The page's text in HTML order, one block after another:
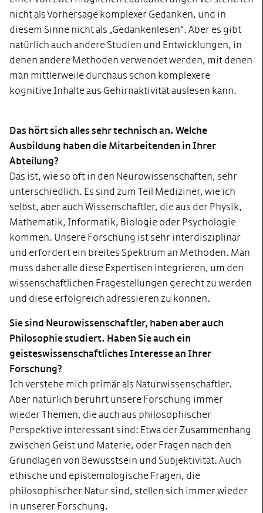
nicht als Vorhersage komplexer Gedanken, und in
diesem Sinne nicht als „Gedankenlesen“. Aber es gibt
natürlich auch andere Studien und Entwicklungen, in
denen andere Methoden verwendet werden, mit denen
man mittlerweile durchaus schon komplexere
kognitive Inhalte aus Gehirnaktivität auslesen kann.
Das hört sich alles sehr technisch an. Welche
Ausbildung haben die Mitarbeitenden in Ihrer
Abteilung?
Das ist, wie so oft in den Neurowissenschaften, sehr
unterschiedlich. Es sind zum Teil Mediziner, wie ich
selbst, aber auch Wissenschaftler, die aus der Physik,
Mathematik, Informatik, Biologie oder Psychologie
kommen. Unsere Forschung ist sehr interdisziplinär
und erfordert ein breites Spektrum an Methoden. Man
muss daher alle diese Expertisen integrieren, um den
wissenschaftlichen Fragestellungen gerecht zu werden
und diese erfolgreich adressieren zu können.
Sie sind Neurowissenschaftler, haben aber auch
Philosophie studiert. Haben Sie auch ein
geisteswissenschaftliches Interesse an Ihrer
Forschung?
Ich verstehe mich primär als Naturwissenschaftler.
Aber natürlich berührt unsere Forschung immer
wieder Themen, die auch aus philosophischer
Perspektive interessant sind: Etwa der Zusammenhang
zwischen Geist und Materie, oder Fragen nach den
Grundlagen von Bewusstsein und Subjektivität. Auch
ethische und epistemologische Fragen, die
philosophischer Natur sind, stellen sich immer wieder
in unserer Forschung.